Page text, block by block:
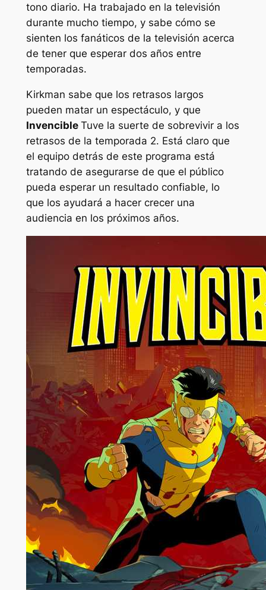
tono diario. Ha trabajado en la televisión
durante mucho tiempo, y sabe cómo se
sienten los fanáticos de la televisión acerca
de tener que esperar dos años entre
temporadas.
Kirkman sabe que los retrasos largos
pueden matar un espectáculo, y que
Invencible Tuve la suerte de sobrevivir a los
retrasos de la temporada 2. Está claro que
el equipo detrás de este programa está
tratando de asegurarse de que el público
pueda esperar un resultado confiable, lo
que los ayudará a hacer crecer una
audiencia en los próximos años.